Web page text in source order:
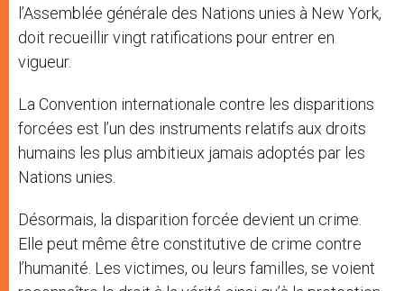
l’Assemblée générale des Nations unies à New York,
doit recueillir vingt ratifications pour entrer en
vigueur.
La Convention internationale contre les disparitions
forcées est l’un des instruments relatifs aux droits
humains les plus ambitieux jamais adoptés par les
Nations unies.
Désormais, la disparition forcée devient un crime.
Elle peut même être constitutive de crime contre
l’humanité. Les victimes, ou leurs familles, se voient